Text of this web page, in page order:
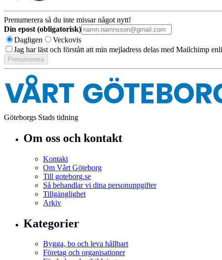
Prenumerera så du inte missar något nytt!
Din epost (obligatorisk)
Dagligen
Veckovis
Jag har läst och förstått att min mejladress delas med Mailchimp
Göteborgs Stads tidning
Om oss och kontakt
Kontakt
Om Vårt Göteborg
Till goteborg.se
Så behandlar vi dina personuppgifter
Tillgänglighet
Arkiv
Kategorier
Bygga, bo och leva hållbart
Företag och organisationer